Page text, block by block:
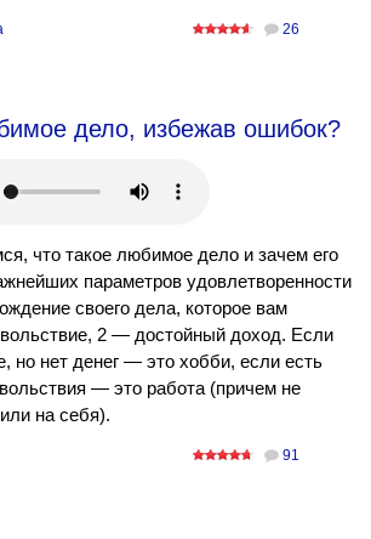
26
дело, избежав ошибок?
что такое любимое дело и зачем его
параметров удовлетворенности
своего дела, которое вам
2 — достойный доход. Если
но нет денег — это хобби, если есть
— это работа (причем не
на себя).
91